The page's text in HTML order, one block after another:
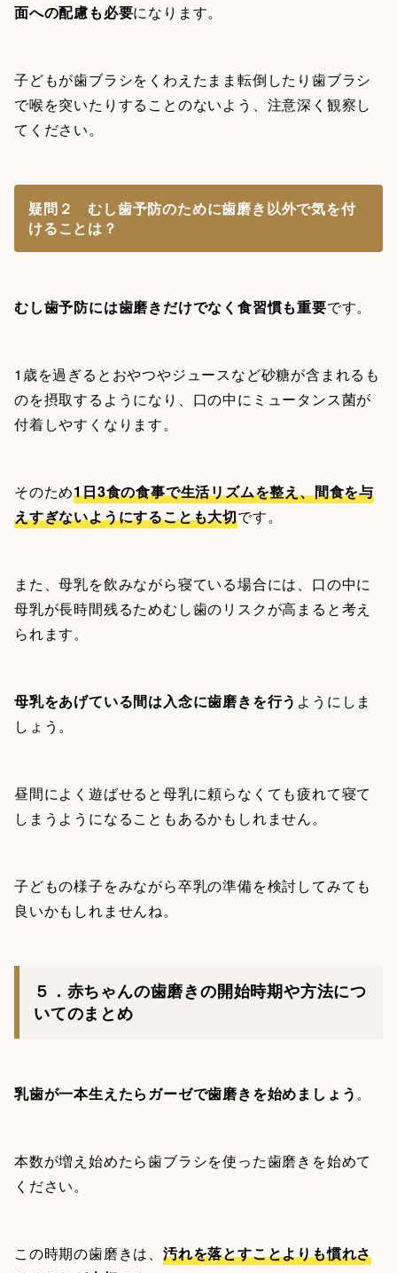
面への配慮も必要になります。
子どもが歯ブラシをくわえたまま転倒したり歯ブラシ
で喉を突いたりすることのないよう、注意深く観察し
てください。
疑問２ むし歯予防のために歯磨き以外で気を付
けることは？
むし歯予防には歯磨きだけでなく食習慣も重要です。
1歳を過ぎるとおやつやジュースなど砂糖が含まれるも
のを摂取するようになり、口の中にミュータンス菌が
付着しやすくなります。
そのため1日3食の食事で生活リズムを整え、間食を与
えすぎないようにすることも大切です。
また、母乳を飲みながら寝ている場合には、口の中に
母乳が長時間残るためむし歯のリスクが高まると考え
られます。
母乳をあげている間は入念に歯磨きを行う ようにしま
しょう。
昼間によく遊ばせると母乳に頼らなくても疲れて寝て
しまうようになることもあるかもしれません。
子どもの様子をみながら卒乳の準備を検討してみても
良いかもしれませんね。
５．赤ちゃんの歯磨きの開始時期や方法につ
いてのまとめ
乳歯が一本生えたらガーゼで歯磨きを始めましょう。
本数が増え始めたら歯ブラシを使った歯磨きを始めて
ください。
この時期の歯磨きは、 汚れを落とすことよりも慣れさ